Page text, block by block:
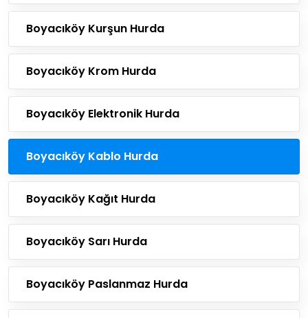
Boyacıköy Kurşun Hurda
Boyacıköy Krom Hurda
Boyacıköy Elektronik Hurda
Boyacıköy Kablo Hurda
Boyacıköy Kağıt Hurda
Boyacıköy Sarı Hurda
Boyacıköy Paslanmaz Hurda